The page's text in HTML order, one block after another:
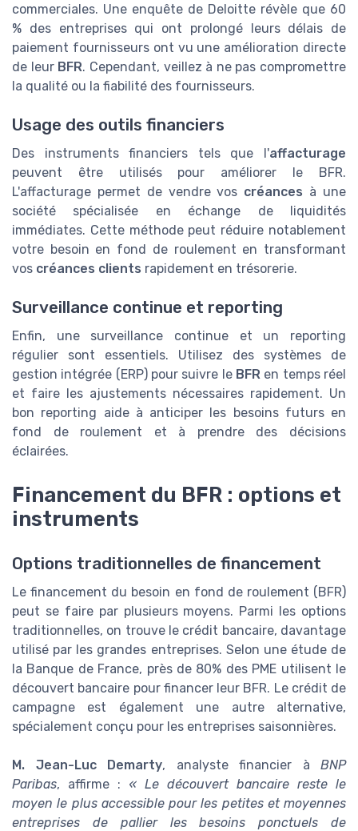
commerciales. Une enquête de Deloitte révèle que 60
% des entreprises qui ont prolongé leurs délais de
paiement fournisseurs ont vu une amélioration directe
de leur BFR. Cependant, veillez à ne pas compromettre
la qualité ou la fiabilité des fournisseurs.
Usage des outils financiers
Des instruments financiers tels que l'affacturage
peuvent être utilisés pour améliorer le BFR.
L'affacturage permet de vendre vos créances à une
société spécialisée en échange de liquidités
immédiates. Cette méthode peut réduire notablement
votre besoin en fond de roulement en transformant
vos créances clients rapidement en trésorerie.
Surveillance continue et reporting
Enfin, une surveillance continue et un reporting
régulier sont essentiels. Utilisez des systèmes de
gestion intégrée (ERP) pour suivre le BFR en temps réel
et faire les ajustements nécessaires rapidement. Un
bon reporting aide à anticiper les besoins futurs en
fond de roulement et à prendre des décisions
éclairées.
Financement du BFR : options et
instruments
Options traditionnelles de financement
Le financement du besoin en fond de roulement (BFR)
peut se faire par plusieurs moyens. Parmi les options
traditionnelles, on trouve le crédit bancaire, davantage
utilisé par les grandes entreprises. Selon une étude de
la Banque de France, près de 80% des PME utilisent le
découvert bancaire pour financer leur BFR. Le crédit de
campagne est également une autre alternative,
spécialement conçu pour les entreprises saisonnières.
M. Jean-Luc Demarty, analyste financier à BNP
Paribas, affirme : « Le découvert bancaire reste le
moyen le plus accessible pour les petites et moyennes
entreprises de pallier les besoins ponctuels de